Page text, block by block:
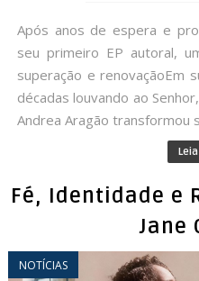
Após anos de espera e
seu primeiro EP autoral,
superação e renovaçãoEm
décadas louvando ao
Andrea Aragão transformou
Fé, Identidade e
Jane
NOTÍCIAS